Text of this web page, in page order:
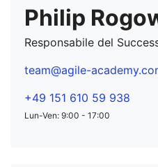
Philip
Responsabile del
team@agile-
+49 151 610 59 938
Lun-Ven: 9:00 - 17:00